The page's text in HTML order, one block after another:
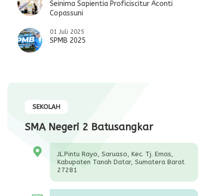
Seinima Sapientia Proficiscitur Aconti
Copassuni
01 Juli 2025
SPMB 2025
SEKOLAH
SMA Negeri 2 Batusangkar
JL.Pintu Rayo, Saruaso, Kec. Tj. Emas,
Kabupaten Tanah Datar, Sumatera Barat
27281